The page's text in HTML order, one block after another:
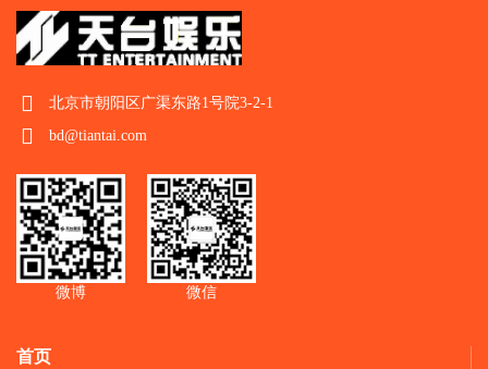
北京市朝阳区广渠东路1号院3-2-1
bd@tiantai.com
微博 微信
首页